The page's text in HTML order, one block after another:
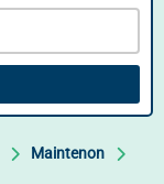
Maintenon